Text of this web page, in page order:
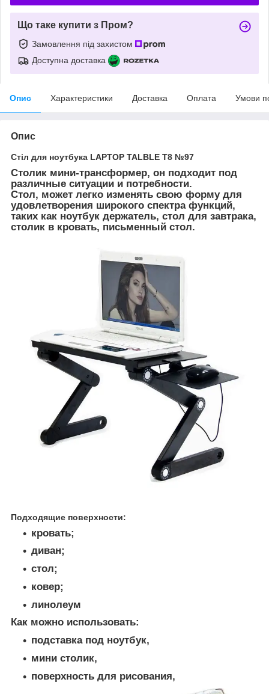
Що таке купити з Пром?
Замовлення під захистом
Доступна доставка
Опис Характеристики Доставка Оплата Умови
Опис
Стіл для ноутбука LAPTOP TALBLE T8 №97
Столик мини-трансформер, он подходит под
различные ситуации и потребности.
Стол, может легко изменять свою форму для
удовлетворения широкого спектра функций,
таких как ноутбук держатель, стол для завтрака,
столик в кровать, письменный стол.
Подходящие поверхности:
кровать;
диван;
стол;
ковер;
линолеум
Как можно использовать:
подставка под ноутбук,
мини столик,
поверхность для рисования,